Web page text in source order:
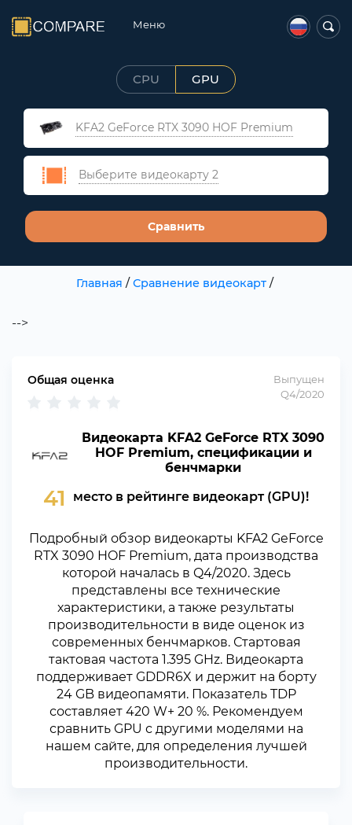
Меню
CPU GPU
KFA2 GeForce RTX 3090 HOF Premium
Выберите видеокарту 2
Сравнить
Главная / Сравнение видеокарт/
-->
Общая оценка
Выпущен
Q4/2020
Видеокарта KFA2 GeForce RTX 3090
HOF Premium, спецификации и
бенчмарки
41 место в рейтинге видеокарт (GPU)!
Подробный обзор видеокарты KFA2 GeForce
RTX 3090 HOF Premium, дата производства
которой началась в Q4/2020. Здесь
представлены все технические
характеристики, а также результаты
производительности в виде оценок из
современных бенчмарков. Стартовая
тактовая частота 1.395 GHz. Видеокарта
поддерживает GDDR6X и держит на борту
24 GB видеопамяти. Показатель TDP
составляет 420 W+ 20 %. Рекомендуем
сравнить GPU с другими моделями на
нашем сайте, для определения лучшей
производительности.